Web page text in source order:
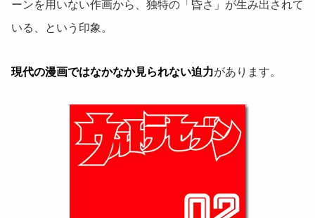
ーンを用いない作画から、独特の「昏さ」が生み出されて
いる、という印象。
現代の漫画ではなかなか見られない迫力があります。